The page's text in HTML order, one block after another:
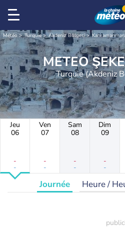
Météo Turquie Akdeniz Bölgesi
METEO
Turquie (Akdeniz
Jeu
06
-
-
Ven
07
-
-
Sam
08
-
-
Dim
09
-
-
Journée Heure /